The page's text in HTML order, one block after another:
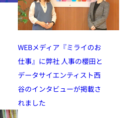
WEBメディア『ミライのお
仕事』に弊社 人事の櫻田と
データサイエンティスト西
谷のインタビューが掲載さ
れました